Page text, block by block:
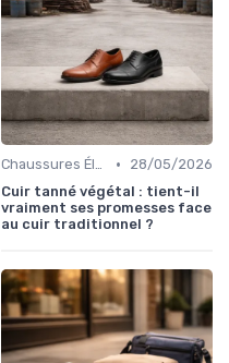
Chaussures Élégantes et de Cérémonie •
28/05/2026
Cuir tanné végétal : tient-il
vraiment ses promesses face
au cuir traditionnel ?